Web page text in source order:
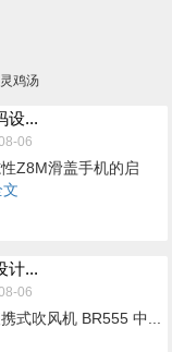
鸡汤
设...
06
Z8M滑盖手机的启
计...
06
式吹风机 BR555 中...